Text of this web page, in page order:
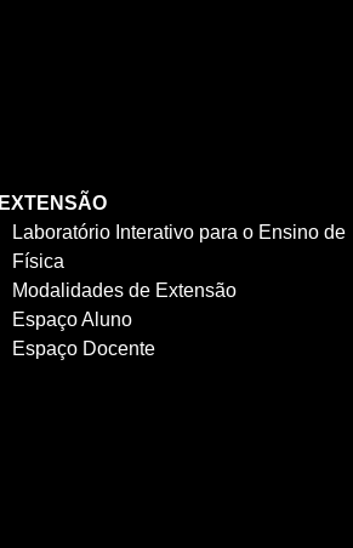
EXTENSÃO
Laboratório Interativo para o Ensino de
Física
Modalidades de Extensão
Espaço Aluno
Espaço Docente